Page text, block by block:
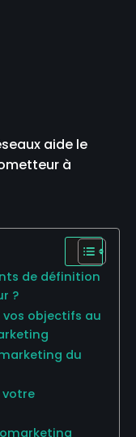
aide le
à
de définition
?
objectifs au
du
votre